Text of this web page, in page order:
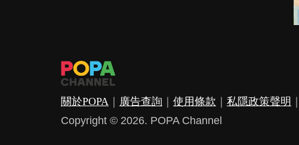
關於POPA 廣告查詢 使用條款 私隱政策聲明
Copyright © 2026. POPA Channel